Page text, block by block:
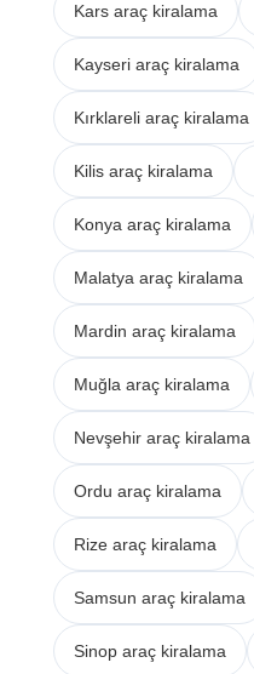
Kars araç kiralama
Kayseri araç kiralama
Kırklareli araç kiralama
Kilis araç kiralama
Konya araç kiralama
Malatya araç kiralama
Mardin araç kiralama
Muğla araç kiralama
Nevşehir araç kiralama
Ordu araç kiralama
Rize araç kiralama
Samsun araç kiralama
Sinop araç kiralama